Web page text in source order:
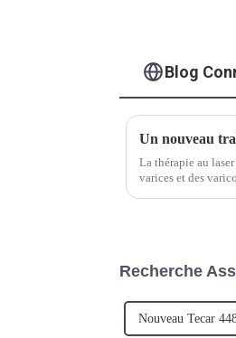
Blog
Un nouveau
La thérapie au
varices et des
Recherche
Nouveau Tecar